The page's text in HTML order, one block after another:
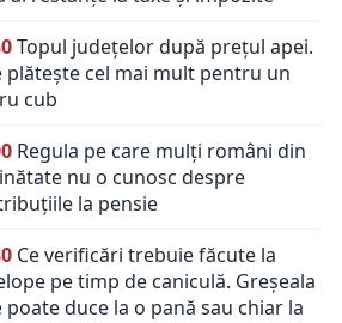
Topul județelor după prețul apei.
plătește cel mai mult pentru un
cub
Regula pe care mulți români din
nu o cunosc despre
la pensie
Ce verificări trebuie făcute la
pe timp de caniculă. Greșeala
poate duce la o pană sau chiar la